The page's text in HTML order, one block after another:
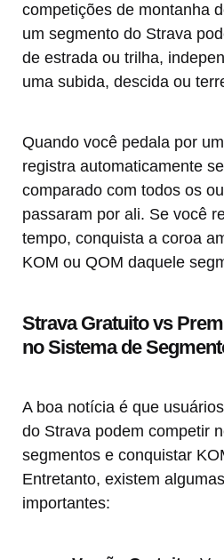
competições de montanha
um segmento do Strava
de estrada ou trilha,
uma subida, descida ou
Quando você pedala por
registra automaticamente
comparado com todos os
passaram por ali. Se você
tempo, conquista a coroa
KOM ou QOM daquele
Strava Gratuito vs
no Sistema de
A boa notícia é que
do Strava podem competir
segmentos e conquistar
Entretanto, existem
importantes: